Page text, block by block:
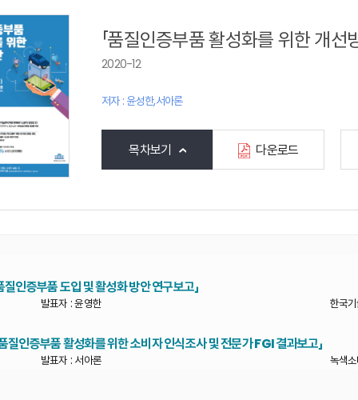
「품질인증부품 활성화를 위한 개선
2020-12
저자 : 윤성한,서아론
목차보기 다운로드
질인증부품 도입 및 활성화 방안 연구보고」
발표자 : 윤영한 한국
질인증부품 활성화를 위한 소비자 인식조사 및 전문가 FGI 결과보고」
발표자 : 서아론 녹색